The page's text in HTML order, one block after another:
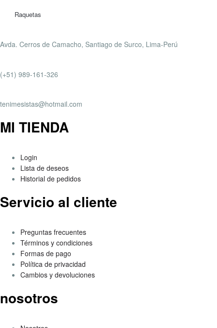
Raquetas
Avda. Cerros de Camacho, Santiago de Surco, Lima-Perú
(+51) 989-161-326
tenimesistas@hotmail.com
MI TIENDA
Login
Lista de deseos
Historial de pedidos
Servicio al cliente
Preguntas frecuentes
Términos y condiciones
Formas de pago
Política de privacidad
Cambios y devoluciones
nosotros